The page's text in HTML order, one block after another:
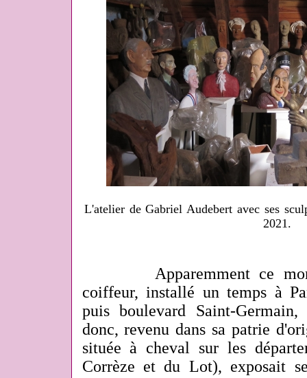
L'atelier de Gabriel Audebert avec ses
2021.
Apparemment ce
coiffeur, installé un temps à
puis boulevard Saint-
donc, revenu dans sa patrie
située à cheval sur les
Corrèze et du Lot), exposait